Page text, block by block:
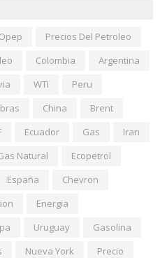
Opep
Precios Del Petroleo
Colombia
Argentina
WTI
Peru
China
Brent
Ecuador Gas
Iran
Natural
Ecopetrol
España
Chevron
Energia
Uruguay
Gasolina
Nueva York
Precio